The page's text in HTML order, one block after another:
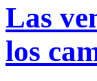
Las
los